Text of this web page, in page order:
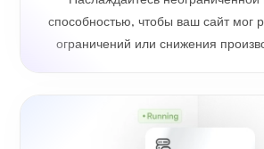
способностью, чтобы ваш сайт мог
ограничений или снижения